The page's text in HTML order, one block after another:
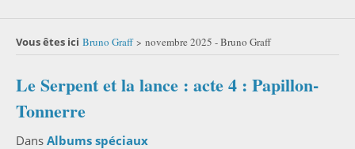
Vous êtes ici Bruno Graff > novembre 2025 - Bruno Graff
Le Serpent et la lance : acte 4 : Papillon-
Tonnerre
Dans Albums spéciaux